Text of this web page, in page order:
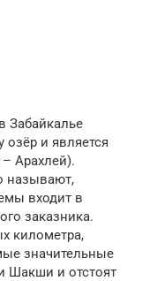
Забайкалье
озёр и является
Арахлей).
называют,
входит в
заказника.
километра,
значительные
Шакши и отстоят